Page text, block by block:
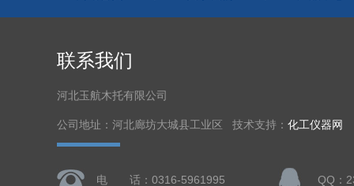
联系我们
河北玉航木托有限公司
公司地址：河北廊坊大城县工业区 技术支持： 化工仪器网
电 话：0316-5961995 QQ：